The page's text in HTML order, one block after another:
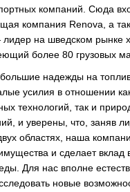
компаний. Сюда
компания Renova, а
на шведском рынке
более 80 грузовых
надежды на
усилия в отношении
технологий, так и
и уверены, что, заняв
областях, наша
и сделает вклад
Для нас вполне
новые